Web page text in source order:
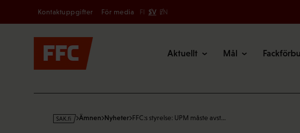
Secondary
Kontaktuppgifter För media FI SV EN
Aktuellt Mål
s
Ämnen Nyheter FFC:s styrelse: UPM måste avst…